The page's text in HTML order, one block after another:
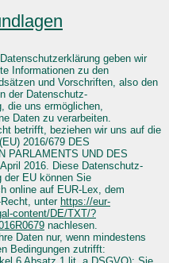
geben wir
Informationen zu den
und Vorschriften, also den
der Datenschutz-
die uns ermöglichen,
Daten zu verarbeiten.
betrifft, beziehen wir uns auf die
2016/679 DES
PARLAMENTS UND DES
2016. Diese Datenschutz-
der EU können Sie
online auf EUR-Lex, dem
unter https://eur-
content/DE/TXT/?
nachlesen.
Daten nur, wenn mindestens
Bedingungen zutrifft: